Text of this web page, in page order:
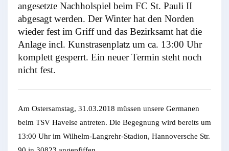
angesetzte Nachholspiel beim FC St. Pauli II
abgesagt werden. Der Winter hat den Norden
wieder fest im Griff und das Bezirksamt hat die
Anlage incl. Kunstrasenplatz um ca. 13:00 Uhr
komplett gesperrt. Ein neuer Termin steht noch
nicht fest.
Am Ostersamstag, 31.03.2018 müssen unsere Germanen
beim TSV Havelse antreten. Die Begegnung wird bereits um
13:00 Uhr im Wilhelm-Langrehr-Stadion, Hannoversche Str.